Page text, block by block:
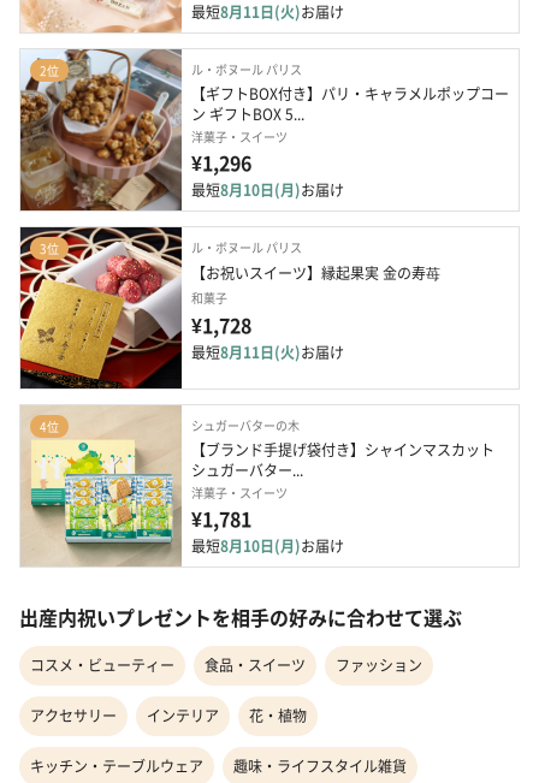
最短8月11日(火)お届け
2位 ル・ボヌール パリス
【ギフトBOX付き】パリ・キャラメルポップコー
ン ギフトBOX 5...
洋菓子・スイーツ
¥1,296
最短8月10日(月)お届け
3位 ル・ボヌール パリス
【お祝いスイーツ】縁起果実 金の寿苺
和菓子
¥1,728
最短8月11日(火)お届け
4位 シュガーバターの木
【ブランド手提げ袋付き】シャインマスカット
シュガーバター...
洋菓子・スイーツ
¥1,781
最短8月10日(月)お届け
出産内祝いプレゼントを相手の好みに合わせて選ぶ
コスメ・ビューティー 食品・スイーツ ファッション
アクセサリー インテリア 花・植物
キッチン・テーブルウェア 趣味・ライフスタイル雑貨